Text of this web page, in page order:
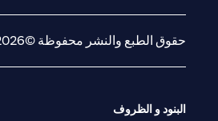
حقوق الطبع والنشر محفوظة ©2026 سيتي جروب انك.
البنود و الظروف